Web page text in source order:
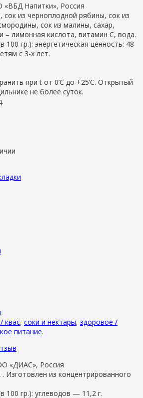
«ВБД Напитки», Россия
сок из черноплодной рябины, сок из
сок из малины, сахар,
– лимонная кислота, витамин С, вода.
100 гр.): энергетическая ценность: 48
с 3-х лет.
при t от 0’C до +25’C. Открытый
не более суток.
квас, соки и нектары, здоровое /
питание.
«ДИАС», Россия
Изготовлен из концентрированного
100 гр.): углеводов — 11,2 г.